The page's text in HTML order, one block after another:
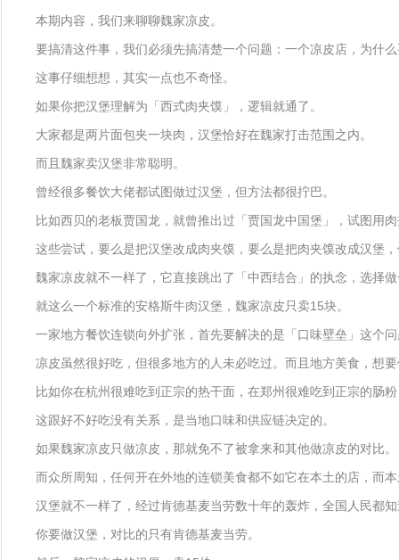
本期内容，我们来聊聊魏家凉皮。
要搞清这件事，我们必须先搞清楚一个问题：一个凉皮店，为什
这事仔细想想，其实一点也不奇怪。
如果你把汉堡理解为「西式肉夹馍」，逻辑就通了。
大家都是两片面包夹一块肉，汉堡恰好在魏家打击范围之内。
而且魏家卖汉堡非常聪明。
曾经很多餐饮大佬都试图做过汉堡，但方法都很拧巴。
比如西贝的老板贾国龙，就曾推出过「贾国龙中国堡」，试图用
这些尝试，要么是把汉堡改成肉夹馍，要么是把肉夹馍改成汉堡
魏家凉皮就不一样了，它直接跳出了「中西结合」的执念，选择
就这么一个标准的安格斯牛肉汉堡，魏家凉皮只卖15块。
一家地方餐饮连锁向外扩张，首先要解决的是「口味壁垒」这个
凉皮虽然很好吃，但很多地方的人未必吃过。而且地方美食，想
比如你在杭州很难吃到正宗的热干面，在郑州很难吃到正宗的肠
这跟好不好吃没有关系，是当地口味和供应链决定的。
如果魏家凉皮只做凉皮，那就免不了被拿来和其他做凉皮的对比。
而众所周知，任何开在外地的连锁美食都不如它在本土的店，而
汉堡就不一样了，经过肯德基麦当劳数十年的轰炸，全国人民都
你要做汉堡，对比的只有肯德基麦当劳。